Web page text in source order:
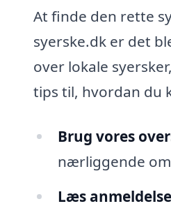
At finde den rette
syerske.dk er det
over lokale
tips til, hvordan du
Brug vores
nærliggende
Læs